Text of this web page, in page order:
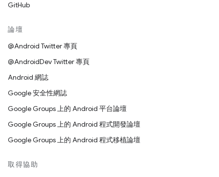
GitHub
論壇
@Android Twitter 專頁
@AndroidDev Twitter 專頁
Android 網誌
Google 安全性網誌
Google Groups 上的 Android 平台論壇
Google Groups 上的 Android 程式開發論壇
Google Groups 上的 Android 程式移植論壇
取得協助